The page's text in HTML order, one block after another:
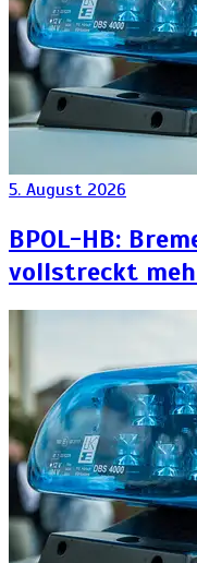
5. August 2026
BPOL-HB:
vollstreckt